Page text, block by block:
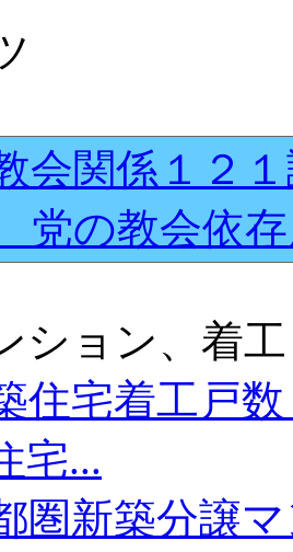
会関係１２
党の教会依
ション、着
住宅着工戸
宅...
圏新築分譲